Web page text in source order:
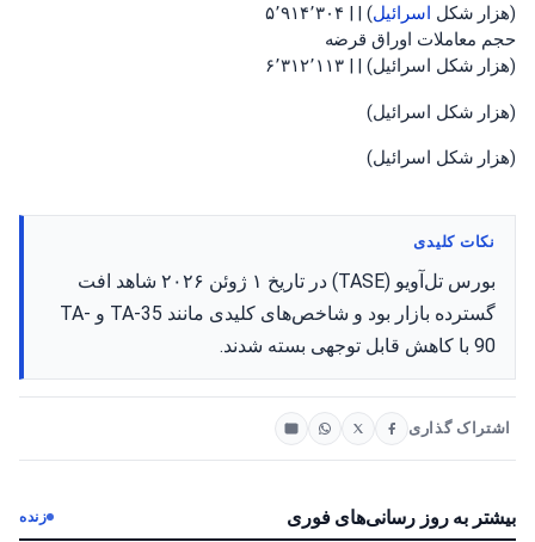
(هزار شکل اسرائیل) | | ۵٬۹۱۴٬۳۰۴
حجم معاملات اوراق قرضه
(هزار شکل اسرائیل) | | ۶٬۳۱۲٬۱۱۳
(هزار شکل اسرائیل)
(هزار شکل اسرائیل)
نکات کلیدی
بورس تل‌آویو (TASE) در تاریخ ۱ ژوئن ۲۰۲۶ شاهد افت
گسترده بازار بود و شاخص‌های کلیدی مانند TA-35 و TA-
90 با کاهش قابل توجهی بسته شدند.
اشتراک گذاری
بیشتر به روز رسانی‌های فوری زنده